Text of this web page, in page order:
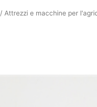
/ Attrezzi e macchine per